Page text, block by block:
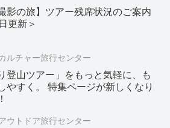
影の旅】ツアー残席状況のご案内
更新＞
ルチャー旅行センター
登山ツアー」をもっと気軽に、も
やすく。 特集ページが新しくなり
ウトドア旅行センター